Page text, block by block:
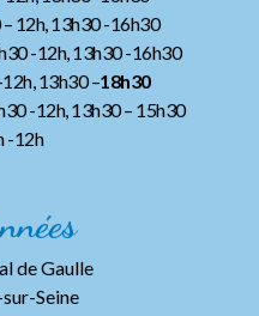
12h, 13h30 -16h30
-12h, 13h30 -16h30
13h30 –18h30
-12h, 13h30– 15h30
-12h
de Gaulle
Seine